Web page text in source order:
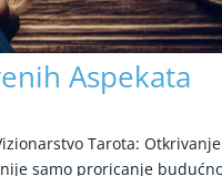
Aspekata
Tarota: Otkrivanje
samo proricanje